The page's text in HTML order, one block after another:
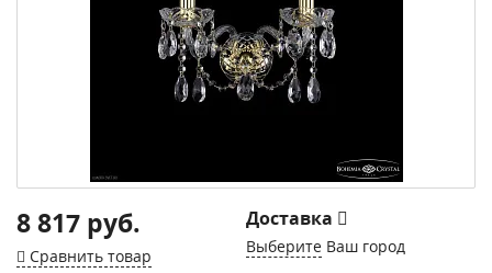
8 817 руб.
Сравнить товар
Доставка
Выберите Ваш город